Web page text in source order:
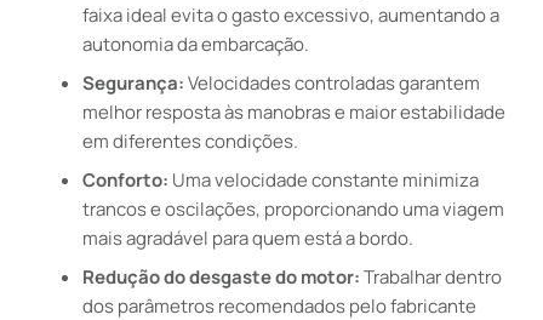
faixa ideal evita o gasto excessivo, aumentando a
autonomia da embarcação.
Segurança:Velocidades controladas garantem
melhor resposta às manobras e maior estabilidade
em diferentes condições.
Conforto: Uma velocidade constante minimiza
trancos e oscilações, proporcionando uma viagem
mais agradável para quem está a bordo.
Redução do desgaste do motor:Trabalhar dentro
dos parâmetros recomendados pelo fabricante